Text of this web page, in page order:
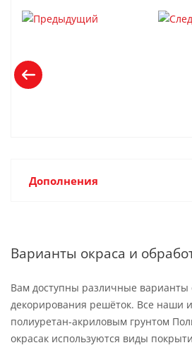
Дополнения
Варианты окраса и
Вам доступны различные варианты
декорирования решёток. Все наши
полиуретан-акриловым грунтом
окрасак используются виды